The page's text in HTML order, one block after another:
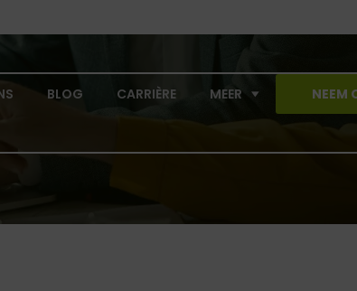
BLOG CARRIÈRE MEER NEEM